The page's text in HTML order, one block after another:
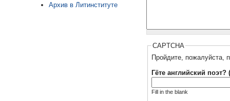
Архив в Литинституте
CAPTCHA
Пройдите, пожалуйста,
Гёте английский
Fill in the blank